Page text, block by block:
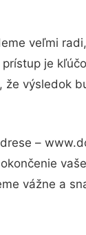
veľmi
je
výsledok
–
vážne a